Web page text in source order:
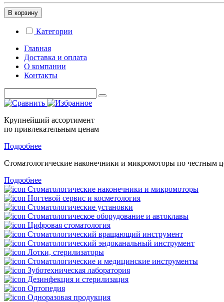
В корзину
Категории
Главная
Доставка и оплата
О компании
Контакты
Крупнейший ассортимент
по привлекательным ценам
Подробнее
Стоматологические наконечники и микромоторы по честным
Подробнее
Стоматологические наконечники и микромоторы
Ногтевой сервис и косметология
Стоматологические установки
Стоматологическое оборудование и автоклавы
Цифровая стоматология
Стоматологический вращающий инструмент
Стоматологический эндоканальный инструмент
Лотки, стерилизаторы
Стоматологические и медицинские инструменты
Зуботехническая лаборатория
Дезинфекция и стерилизация
Ортопедия
Одноразовая продукция